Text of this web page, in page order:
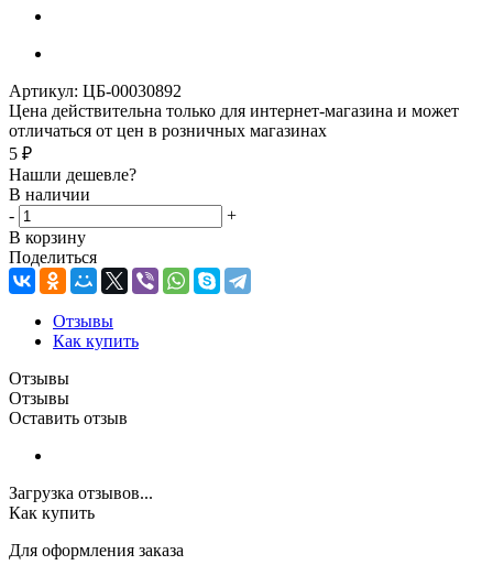
Артикул: ЦБ-00030892
Цена действительна только для интернет-магазина и может
отличаться от цен в розничных магазинах
5 ₽
Нашли дешевле?
В наличии
-
+
В корзину
Поделиться
Отзывы
Как купить
Отзывы
Отзывы
Оставить отзыв
Загрузка отзывов...
Как купить
Для оформления заказа